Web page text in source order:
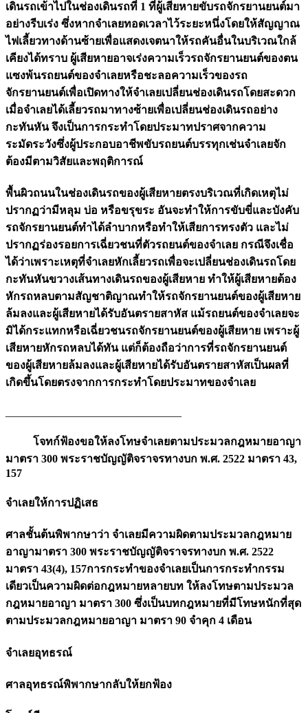
เดินรถเข้าไปในช่องเดินรถที่ 1 ที่ผู้เสียหายขับรถจักรยานยนต์มา
อย่างรีบเร่ง ซึ่งหากจำเลยทอดเวลาไว้ระยะหนึ่งโดยให้สัญญาณ
ไฟเลี้ยวทางด้านซ้ายเพื่อแสดงเจตนาให้รถคันอื่นในบริเวณใกล้
เคียงได้ทราบ ผู้เสียหายอาจเร่งความเร็วรถจักรยานยนต์ของตน
แซงพ้นรถยนต์ของจำเลยหรือชะลอความเร็วของรถ
จักรยานยนต์เพื่อเปิดทางให้จำเลยเปลี่ยนช่องเดินรถโดยสะดวก
เมื่อจำเลยได้เลี้ยวรถมาทางซ้ายเพื่อเปลี่ยนช่องเดินรถอย่าง
กะทันหัน จึงเป็นการกระทำโดยประมาทปราศจากความ
ระมัดระวังซึ่งผู้ประกอบอาชีพขับรถยนต์บรรทุกเช่นจำเลยจัก
ต้องมีตามวิสัยและพฤติการณ์
พื้นผิวถนนในช่องเดินรถของผู้เสียหายตรงบริเวณที่เกิดเหตุไม่
ปรากฏว่ามีหลุม บ่อ หรือขรุขระ อันจะทำให้การขับขี่และบังคับ
รถจักรยานยนต์ทำได้ลำบากหรือทำให้เสียการทรงตัว และไม่
ปรากฏร่องรอยการเฉี่ยวชนที่ตัวรถยนต์ของจำเลย กรณีจึงเชื่อ
ได้ว่าเพราะเหตุที่จำเลยหักเลี้ยวรถเพื่อจะเปลี่ยนช่องเดินรถโดย
กะทันหันขวางเส้นทางเดินรถของผู้เสียหาย ทำให้ผู้เสียหายต้อง
หักรถหลบตามสัญชาติญาณทำให้รถจักรยานยนต์ของผู้เสียหาย
ล้มลงและผู้เสียหายได้รับอันตรายสาหัส แม้รถยนต์ของจำเลยจะ
มิได้กระแทกหรือเฉี่ยวชนรถจักรยานยนต์ของผู้เสียหาย เพราะผู้
เสียหายหักรถหลบได้ทัน แต่ก็ต้องถือว่าการที่รถจักรยานยนต์
ของผู้เสียหายล้มลงและผู้เสียหายได้รับอันตรายสาหัสเป็นผลที่
เกิดขึ้นโดยตรงจากการกระทำโดยประมาทของจำเลย
โจทก์ฟ้องขอให้ลงโทษจำเลยตามประมวลกฎหมายอาญา
มาตรา 300 พระราชบัญญัติจราจรทางบก พ.ศ. 2522 มาตรา 43,
157
จำเลยให้การปฏิเสธ
ศาลชั้นต้นพิพากษาว่า จำเลยมีความผิดตามประมวลกฎหมาย
อาญามาตรา 300 พระราชบัญญัติจราจรทางบก พ.ศ. 2522
มาตรา 43(4), 157การกระทำของจำเลยเป็นการกระทำกรรม
เดียวเป็นความผิดต่อกฎหมายหลายบท ให้ลงโทษตามประมวล
กฎหมายอาญา มาตรา 300 ซึ่งเป็นบทกฎหมายที่มีโทษหนักที่สุด
ตามประมวลกฎหมายอาญา มาตรา 90 จำคุก 4 เดือน
จำเลยอุทธรณ์
ศาลอุทธรณ์พิพากษากลับให้ยกฟ้อง